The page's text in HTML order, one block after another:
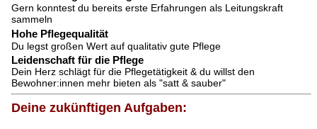
Gern konntest du bereits erste Erfahrungen als Leitungskraft
sammeln
Hohe Pflegequalität
Du legst großen Wert auf qualitativ gute Pflege
Leidenschaft für die Pflege
Dein Herz schlägt für die Pflegetätigkeit & du willst den
Bewohner:innen mehr bieten als "satt & sauber"
Deine zukünftigen Aufgaben: